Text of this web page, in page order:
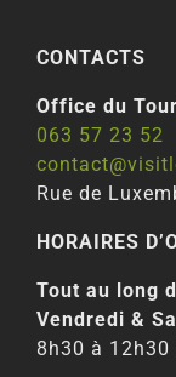
CONTACTS
Office du
063 57 23 52
Rue de
HORAIRES
Tout au long
Vendredi &
8h30 à 12h30